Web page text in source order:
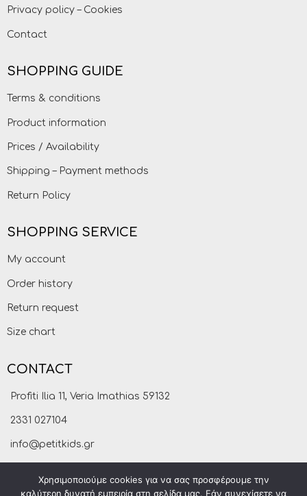
Privacy policy – Cookies
Contact
SHOPPING GUIDE
Terms & conditions
Product information
Prices / Availability
Shipping – Payment methods
Return Policy
SHOPPING SERVICE
My account
Order history
Return request
Size chart
CONTACT
Profiti Ilia 11, Veria Imathias 59132
2331 027104
info@petitkids.gr
Χρησιμοποιούμε cookies για να σας προσφέρουμε την
καλύτερη δυνατή εμπειρία στη σελίδα μας. Εάν συνεχίσετε να